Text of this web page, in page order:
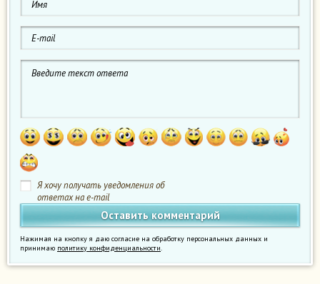
Я хочу получать уведомления об
ответах на e-mail
Нажимая на кнопку я даю согласие на обработку персональных данных и
принимаю политику конфиденциальности.